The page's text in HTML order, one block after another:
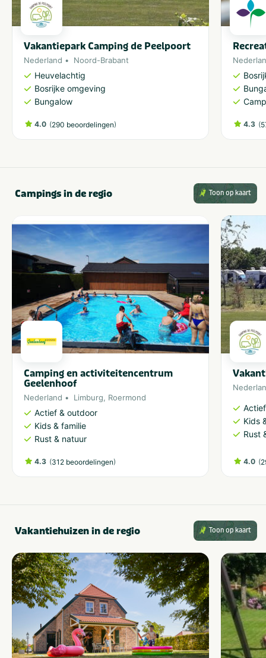
Vakantiepark Camping de Peelpoort
Nederland Noord-Brabant
Heuvelachtig
Bosrijke omgeving
Bungalow
4.0 (290 beoordelingen) 4.3 (
Campings in de regio Toon op kaart
Camping en activiteitencentrum
Geelenhoof
Nederland Limburg, Roermond
Actief & outdoor
Kids & familie
Rust & natuur
4.3 (312 beoordelingen)
Kids
Rust
4.0 (
Vakantiehuizen in de regio Toon op kaart